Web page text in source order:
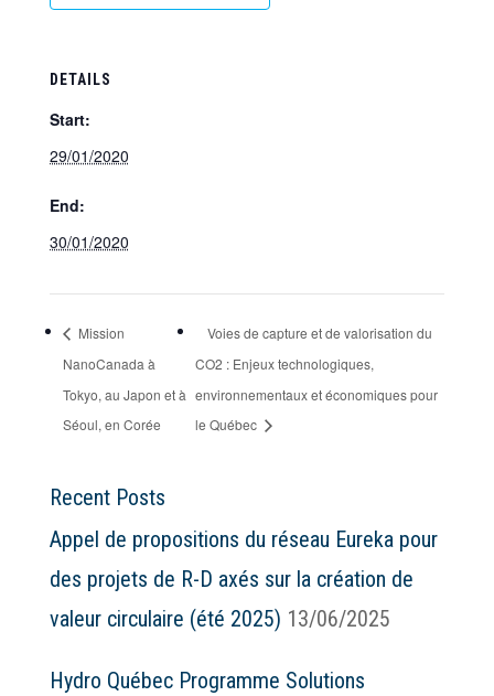
DETAILS
Start:
29/01/2020
End:
30/01/2020
Mission
NanoCanada à
Tokyo, au Japon et à
Séoul, en Corée
Voies de capture et de valorisation du
CO2 : Enjeux technologiques,
environnementaux et économiques pour
le Québec
Recent Posts
Appel de propositions du réseau Eureka pour
des projets de R-D axés sur la création de
valeur circulaire (été 2025) 13/06/2025
Hydro Québec Programme Solutions